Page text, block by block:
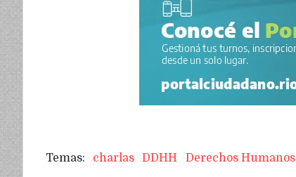
charlas DDHH Derechos Humanos